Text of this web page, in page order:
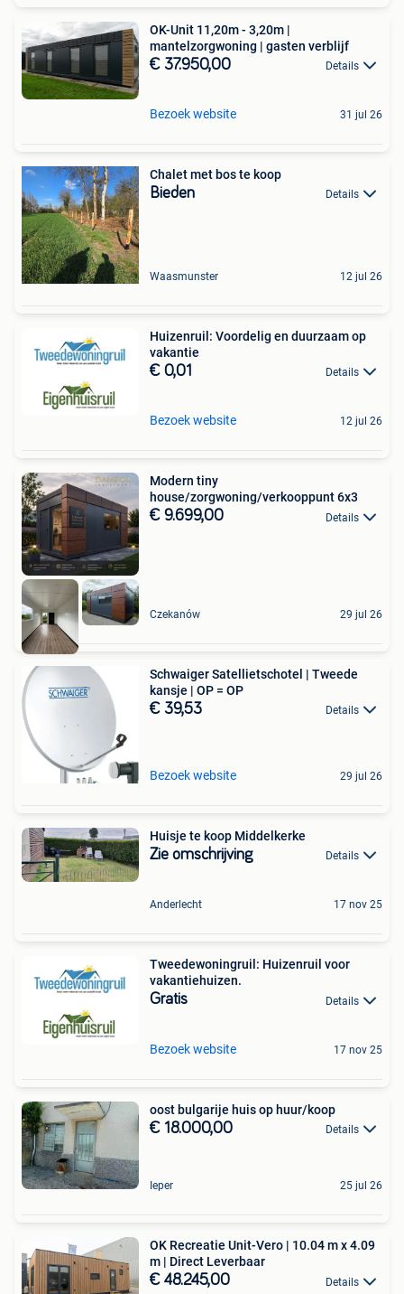
OK-Unit 11,20m - 3,20m |
mantelzorgwoning | gasten verblijf
€ 37.950,00 Details
Bezoek website 31 jul 26
Chalet met bos te koop
Bieden Details
Waasmunster 12 jul 26
Huizenruil: Voordelig en duurzaam op
vakantie
€ 0,01 Details
Bezoek website 12 jul 26
Modern tiny
house/zorgwoning/verkooppunt 6x3
€ 9.699,00 Details
Czekanów 29 jul 26
Schwaiger Satellietschotel | Tweede
kansje | OP = OP
€ 39,53 Details
Bezoek website 29 jul 26
Huisje te koop Middelkerke
Zie omschrijving Details
Anderlecht 17 nov 25
Tweedewoningruil: Huizenruil voor
vakantiehuizen.
Gratis Details
Bezoek website 17 nov 25
oost bulgarije huis op huur/koop
€ 18.000,00 Details
Ieper 25 jul 26
OK Recreatie Unit-Vero | 10.04 m x 4.09
m | Direct Leverbaar
€ 48.245,00 Details